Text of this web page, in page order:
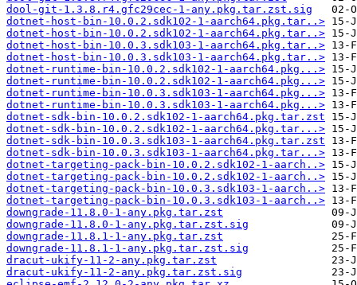
dool-git-1.3.8.r4.gfc29cec-1-any.pkg.tar.zst.sig
dotnet-host-bin-10.0.2.sdk102-1-aarch64.pkg.tar..>
dotnet-host-bin-10.0.2.sdk102-1-aarch64.pkg.tar..>
dotnet-host-bin-10.0.3.sdk103-1-aarch64.pkg.tar..>
dotnet-host-bin-10.0.3.sdk103-1-aarch64.pkg.tar..>
dotnet-runtime-bin-10.0.2.sdk102-1-aarch64.pkg...>
dotnet-runtime-bin-10.0.2.sdk102-1-aarch64.pkg...>
dotnet-runtime-bin-10.0.3.sdk103-1-aarch64.pkg...>
dotnet-runtime-bin-10.0.3.sdk103-1-aarch64.pkg...>
dotnet-sdk-bin-10.0.2.sdk102-1-aarch64.pkg.tar.zst
dotnet-sdk-bin-10.0.2.sdk102-1-aarch64.pkg.tar...>
dotnet-sdk-bin-10.0.3.sdk103-1-aarch64.pkg.tar.zst
dotnet-sdk-bin-10.0.3.sdk103-1-aarch64.pkg.tar...>
dotnet-targeting-pack-bin-10.0.2.sdk102-1-aarch..>
dotnet-targeting-pack-bin-10.0.2.sdk102-1-aarch..>
dotnet-targeting-pack-bin-10.0.3.sdk103-1-aarch..>
dotnet-targeting-pack-bin-10.0.3.sdk103-1-aarch..>
downgrade-11.8.0-1-any.pkg.tar.zst
downgrade-11.8.0-1-any.pkg.tar.zst.sig
downgrade-11.8.1-1-any.pkg.tar.zst
downgrade-11.8.1-1-any.pkg.tar.zst.sig
dracut-ukify-11-2-any.pkg.tar.zst
dracut-ukify-11-2-any.pkg.tar.zst.sig